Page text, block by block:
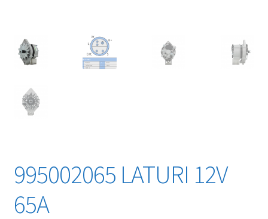
995002065 LATURI 12V
65A